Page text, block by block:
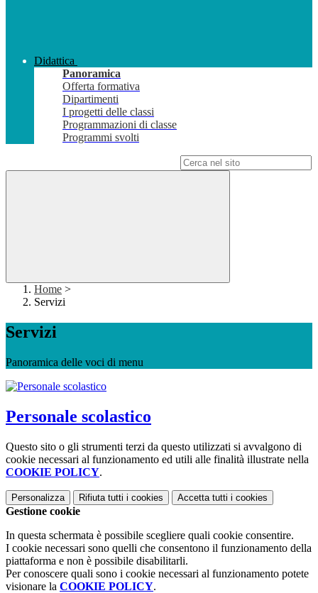
Didattica
Panoramica
Offerta formativa
Dipartimenti
I progetti delle classi
Programmazioni di classe
Programmi svolti
Home >
Servizi
Servizi
Panoramica delle voci di menu
Personale scolastico
Questo sito o gli strumenti terzi da questo utilizzati si avvalgono di
cookie necessari al funzionamento ed utili alle finalità illustrate nella
COOKIE POLICY.
Personalizza Rifiuta tutti i cookies Accetta tutti i cookies
Gestione cookie
In questa schermata è possibile scegliere quali cookie consentire.
I cookie necessari sono quelli che consentono il funzionamento della
piattaforma e non è possibile disabilitarli.
Per conoscere quali sono i cookie necessari al funzionamento potete
visionare la COOKIE POLICY.